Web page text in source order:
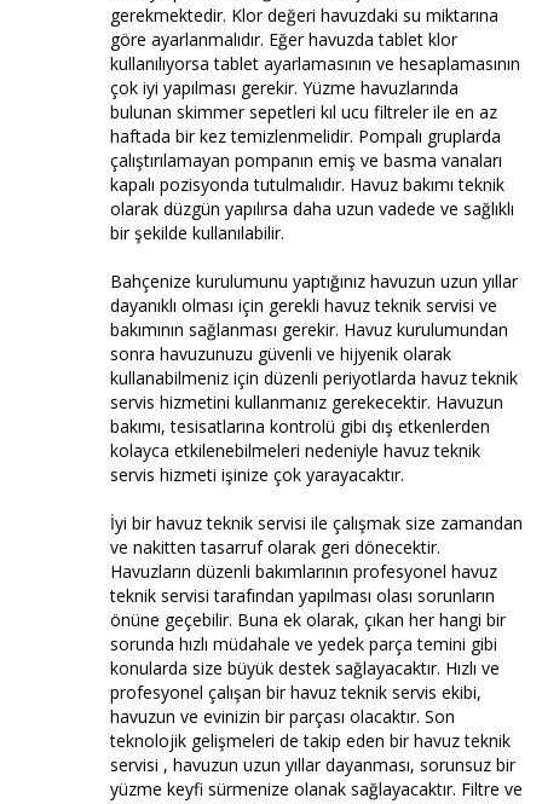
gerekmektedir. Klor değeri havuzdaki su miktarına
göre ayarlanmalıdır. Eğer havuzda tablet klor
kullanılıyorsa tablet ayarlamasının ve hesaplamasının
çok iyi yapılması gerekir. Yüzme havuzlarında
bulunan skimmer sepetleri kıl ucu filtreler ile en az
haftada bir kez temizlenmelidir. Pompalı gruplarda
çalıştırılamayan pompanın emiş ve basma vanaları
kapalı pozisyonda tutulmalıdır. Havuz bakımı teknik
olarak düzgün yapılırsa daha uzun vadede ve sağlıklı
bir şekilde kullanılabilir.
Bahçenize kurulumunu yaptığınız havuzun uzun yıllar
dayanıklı olması için gerekli havuz teknik servisi ve
bakımının sağlanması gerekir. Havuz kurulumundan
sonra havuzunuzu güvenli ve hijyenik olarak
kullanabilmeniz için düzenli periyotlarda havuz teknik
servis hizmetini kullanmanız gerekecektir. Havuzun
bakımı, tesisatlarına kontrolü gibi dış etkenlerden
kolayca etkilenebilmeleri nedeniyle havuz teknik
servis hizmeti işinize çok yarayacaktır.
İyi bir havuz teknik servisi ile çalışmak size zamandan
ve nakitten tasarruf olarak geri dönecektir.
Havuzların düzenli bakımlarının profesyonel havuz
teknik servisi tarafından yapılması olası sorunların
önüne geçebilir. Buna ek olarak, çıkan her hangi bir
sorunda hızlı müdahale ve yedek parça temini gibi
konularda size büyük destek sağlayacaktır. Hızlı ve
profesyonel çalışan bir havuz teknik servis ekibi,
havuzun ve evinizin bir parçası olacaktır. Son
teknolojik gelişmeleri de takip eden bir havuz teknik
servisi , havuzun uzun yıllar dayanması, sorunsuz bir
yüzme keyfi sürmenize olanak sağlayacaktır. Filtre ve